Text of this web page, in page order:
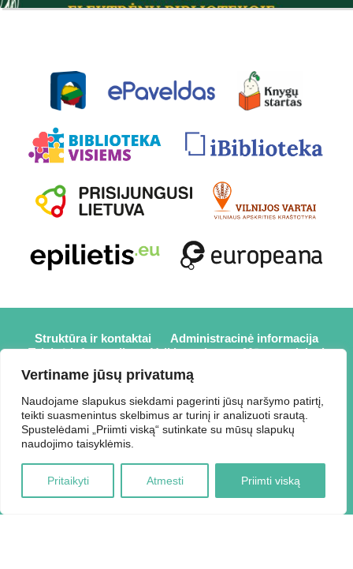
Vertiname jūsų privatumą
Naudojame slapukus siekdami pagerinti jūsų naršymo patirtį,
teikti suasmenintus skelbimus ar turinį ir analizuoti srautą.
Spustelėdami „Priimti viską“ sutinkate su mūsų slapukų
naudojimo taisyklėmis.
Pritaikyti Atmesti Priimti viską
Struktūra ir kontaktai
Administracinė informacija
Teisinė informacija
Veiklos sritys
Mūsų projektai
Karjera
Partneriai
Prisijungti
2026 © Elektrėnų savivaldybės viešoji biblioteka,
Savivaldybės biudžetinė įstaiga, Draugystės g. 2, LT-26110
Elektrėnai, tel.: +370 648 80 788, el.p.:
Duomenys kaupiami ir saugomi Juridinių asmenų registre,
kodas 188207697.